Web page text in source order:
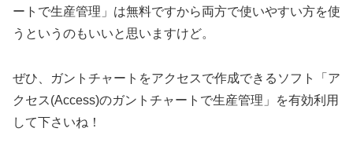
ートで生産管理」は無料ですから両方で使いやすい方を使
うというのもいいと思いますけど。
ぜひ、ガントチャートをアクセスで作成できるソフト「ア
クセス(Access)のガントチャートで生産管理」を有効利用
して下さいね！